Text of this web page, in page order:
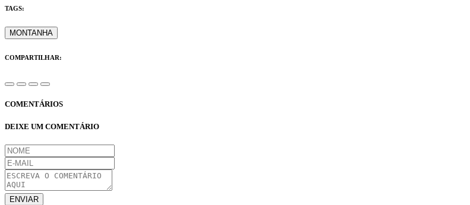
TAGS:
MONTANHA
COMPARTILHAR:
COMENTÁRIOS
DEIXE UM COMENTÁRIO
ENVIAR